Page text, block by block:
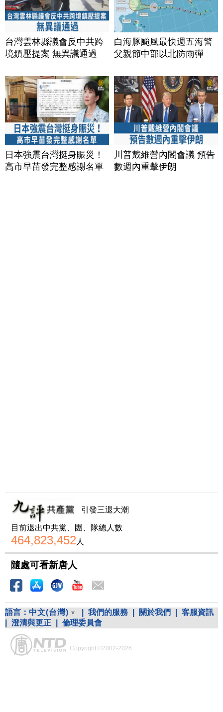
台灣雲林縣議會反中共跨
境鎮壓提案 無異議通過
白海豚颱風最快週五海警
父親節中部以北防雨彈
日本強震台灣挺身賑災！
高市早苗發完整感謝名單
川普戴維營內閣會議 預告
數週內重擊伊朗
引發三退大潮
目前退出中共黨、團、隊總人數
464,823,452 人
隨處可看新唐人
語言： 中文(台灣) 我們的服務 關於我們
客服資訊
澄清與更正 倫理委員會
Copyright ©2002-2026